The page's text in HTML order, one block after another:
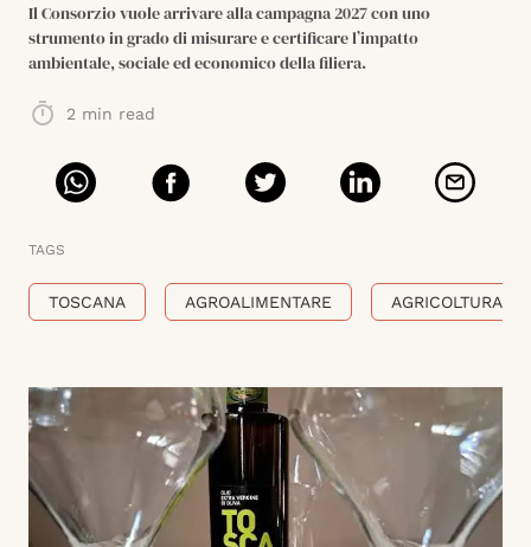
Il Consorzio vuole arrivare alla campagna 2027 con uno
strumento in grado di misurare e certificare l’impatto
ambientale, sociale ed economico della filiera.
2 min read
TAGS
TOSCANA AGROALIMENTARE AGRICOLTURA